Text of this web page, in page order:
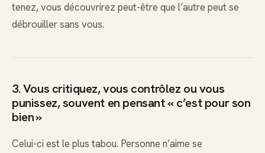
tenez, vous découvrirez peut-être que l’autre peut se
débrouiller sans vous.
3. Vous critiquez, vous contrôlez ou vous
punissez, souvent en pensant « c’est pour son
bien »
Celui-ci est le plus tabou. Personne n’aime se